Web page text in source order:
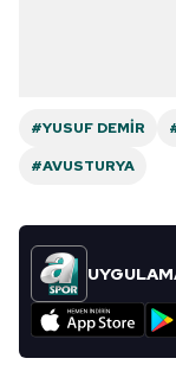
#YUSUF DEMIR
#AVUSTURYA